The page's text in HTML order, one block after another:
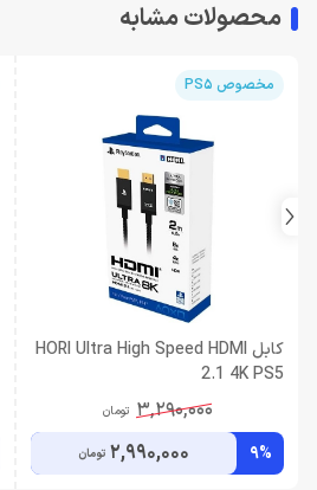
محصولات مشابه
مخصوص PS5
کابل HORI Ultra High Speed HDMI
2.1 4K PS5
3,290,000 تومان
9%
2,990,000 تومان